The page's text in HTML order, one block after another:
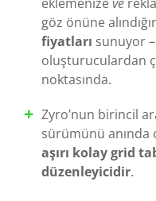
göz önüne
fiyatları sunuyor
oluşturuculardan
noktasında.
Zyro’nun birincil
sürümünü
aşırı kolay grid
düzenleyicidir.